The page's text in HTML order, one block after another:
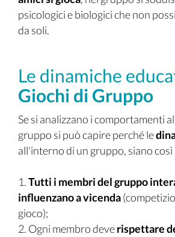
psicologici e biologici che non
da soli.
Le dinamiche
Giochi di Gruppo
Se si analizzano i comportamenti
gruppo si può capire perché le
all'interno di un gruppo, siano
1.Tutti i membri del gruppo
influenzano a vicenda
gioco);
2. Ogni membro deverispettare